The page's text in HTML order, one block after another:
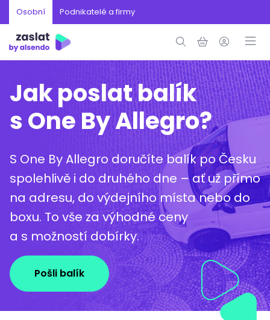
Osobní Podnikatelé a firmy
Jak poslat balík
s One By Allegro?
S One By Allegro doručíte balík po Česku
spolehlivě i do druhého dne – ať už přímo
na adresu, do výdejního místa nebo do
boxu. To vše za výhodné ceny
a s možností dobírky.
Pošli balík